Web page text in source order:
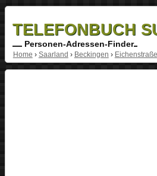
TELEFONBUCH
Personen-Adressen-Finder
Home › Saarland › Beckingen › Eichenstraße